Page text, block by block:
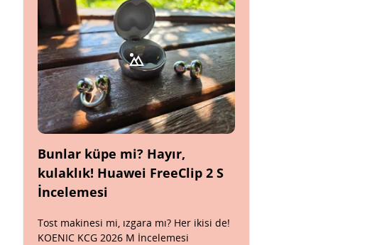
Bunlar küpe mi? Hayır,
kulaklık! Huawei FreeClip 2 S
İncelemesi
Tost makinesi mi, ızgara mı? Her ikisi de!
KOENIC KCG 2026 M İncelemesi